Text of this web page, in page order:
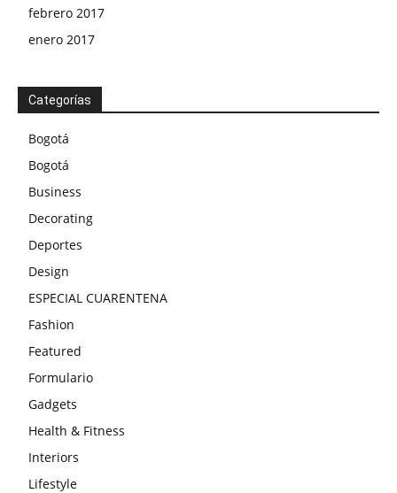
febrero 2017
enero 2017
Categorías
Bogotá
Bogotá
Business
Decorating
Deportes
Design
ESPECIAL CUARENTENA
Fashion
Featured
Formulario
Gadgets
Health & Fitness
Interiors
Lifestyle